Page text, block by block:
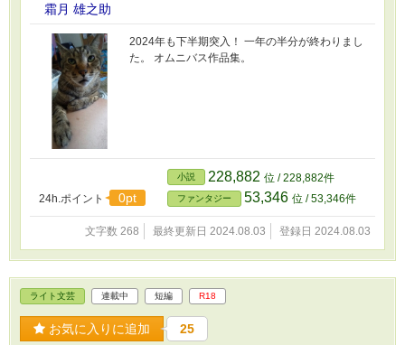
霜月 雄之助
2024年も下半期突入！ 一年の半分が終わりまし
た。 オムニバス作品集。
24h.ポイント 0pt
小説 228,882 位 / 228,882件
ファンタジー 53,346 位 / 53,346件
文字数 268 最終更新日 2024.08.03 登録日 2024.08.03
ライト文芸 連載中 短編 R18
お気に入りに追加 25